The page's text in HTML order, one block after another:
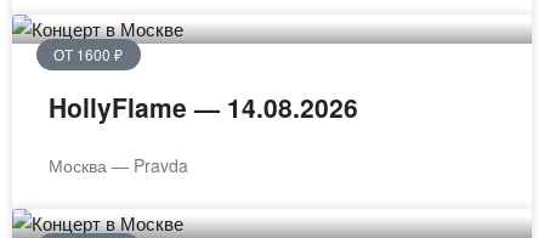
ОТ 1600 ₽
HollyFlame — 14.08.2026
Москва — Pravda